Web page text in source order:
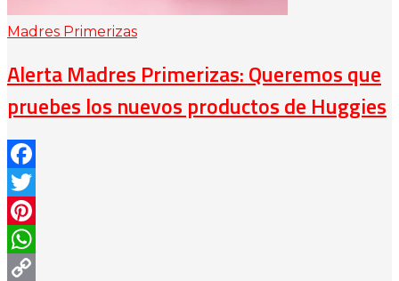
Madres Primerizas
Alerta Madres Primerizas: Queremos que
pruebes los nuevos productos de Huggies
Facebook
Twitter
Pinterest
WhatsApp